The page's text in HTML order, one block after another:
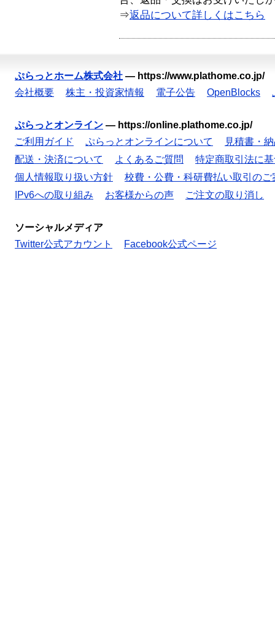
⇒返品について詳しくはこちら
ぷらっとホーム株式会社 — https://www.plathome.co.jp/
会社概要
株主・投資家情報 電子公告 OpenBlocks
ぷらっとオンライン — https://online.plathome.co.jp/
ご利用ガイド
ぷらっとオンラインについて
見積書・
配送・決済について
よくあるご質問
特定商取引法に
個人情報取り扱い方針
校費・公費・科研費払い取引のご
IPv6への取り組み
お客様からの声 ご注文の取り消し
ソーシャルメディア
Twitter公式アカウント
Facebook公式ページ